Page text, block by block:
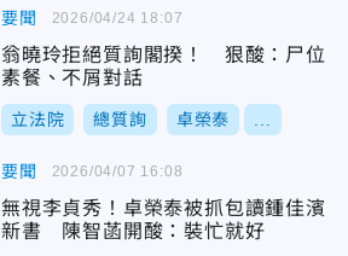
要聞
翁曉玲拒絕質詢閣揆！ 狠酸：尸位
素餐、不屑對話
立法院 總質詢 卓榮泰
2026/04/24 18:07
要聞
無視李貞秀！卓榮泰被抓包讀鍾佳濱
新書 陳智菡開酸：裝忙就好
2026/04/07 16:08